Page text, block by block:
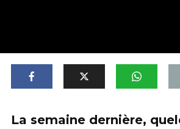
La semaine dernière,